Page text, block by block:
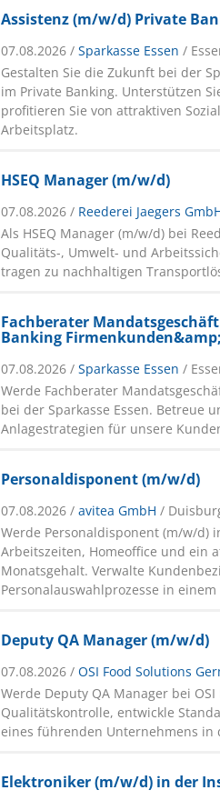
Assistenz (m/w/d) Private
07.08.2026 /Sparkasse Essen /
Gestalten Sie die Zukunft bei der
im Private Banking. Unterstützen
profitieren Sie von attraktiven
Arbeitsplatz.
HSEQ Manager (m/w/d)
07.08.2026 / Reederei Jaegers
Als HSEQ Manager (m/w/d) bei
Qualitäts-, Umwelt- und
tragen zu nachhaltigen
Fachberater
Banking
07.08.2026 /Sparkasse Essen /
Werde Fachberater
bei der Sparkasse Essen. Betreue
Anlagestrategien für unsere
Personaldisponent (m/w/d)
07.08.2026 /avitea GmbH /
Werde Personaldisponent (m/w/d)
Arbeitszeiten, Homeoffice und ein
Monatsgehalt. Verwalte
Personalauswahlprozesse in
Deputy QA Manager (m/w/d)
07.08.2026 /OSI Food Solutions
Werde Deputy QA Manager bei
Qualitätskontrolle, entwickle
eines führenden Unternehmens in
Elektroniker (m/w/d) in der